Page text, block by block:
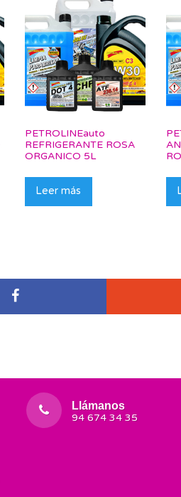
PETROLINEauto
REFRIGERANTE ROSA
ORGANICO 5L
Leer más
Llámanos
94 674 34 35